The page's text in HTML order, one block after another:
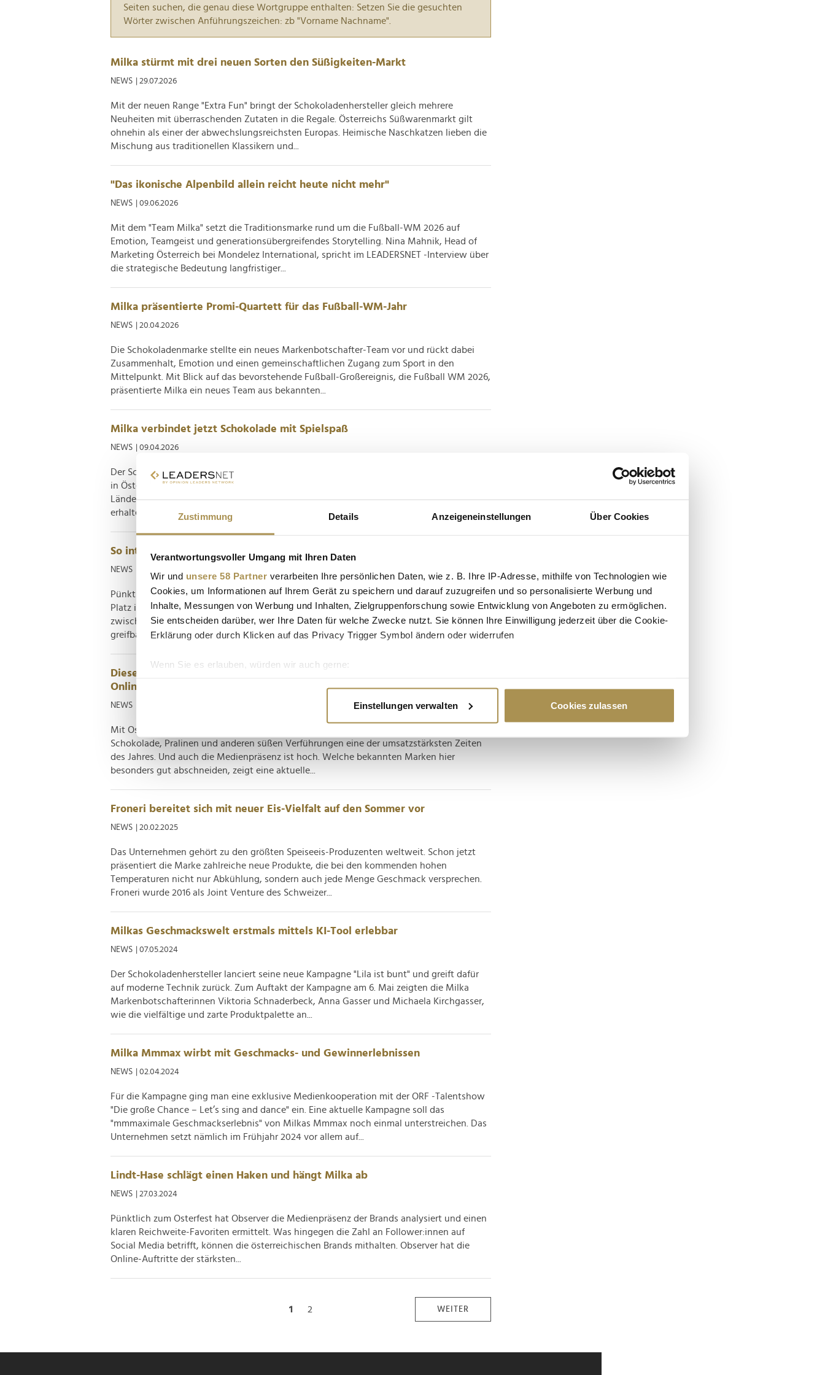
Zustimmung Details Anzeigeneinstellungen Über Cookies
Verantwortungsvoller Umgang mit Ihren Daten
Wir und unsere 58 Partner verarbeiten Ihre persönlichen Daten, wie z. B. Ihre IP-Adresse, mithilfe von Technologien wie
Cookies, um Informationen auf Ihrem Gerät zu speichern und darauf zuzugreifen und so personalisierte Werbung und
Inhalte, Messungen von Werbung und Inhalten, Zielgruppenforschung sowie Entwicklung von Angeboten zu ermöglichen.
Sie entscheiden darüber, wer Ihre Daten für welche Zwecke nutzt. Sie können Ihre Einwilligung jederzeit über die Cookie-
Erklärung oder durch Klicken auf das Privacy Trigger Symbol ändern oder widerrufen
Wenn Sie es erlauben, würden wir auch gerne:
Erfahren Sie mehr darüber, wie Ihre persönlichen Daten verarbeitet werden, und legen Sie Ihre Präferenzen im
Wir verwenden Cookies, um Inhalte und Anzeigen zu personalisieren, Funktionen für soziale Medien anbieten zu können
und die Zugriffe auf unsere Website zu analysieren. Außerdem geben wir Informationen zu Ihrer Verwendung unserer
Website an unsere Partner für soziale Medien, Werbung und Analysen weiter. Unsere Partner führen diese Informationen
möglicherweise mit weiteren Daten zusammen, die Sie ihnen bereitgestellt haben oder die sie im Rahmen Ihrer Nutzung
Einstellungen verwalten Cookies zulassen
Seiten suchen, die genau diese Wortgruppe enthalten: Setzen Sie die gesuchten
Wörter zwischen Anführungszeichen: zb "Vorname Nachname".
Milka stürmt mit drei neuen Sorten den Süßigkeiten-Markt
NEWS | 29.07.2026
Mit der neuen Range "Extra Fun" bringt der Schokoladenhersteller gleich mehrere
Neuheiten mit überraschenden Zutaten in die Regale. Österreichs Süßwarenmarkt gilt
ohnehin als einer der abwechslungsreichsten Europas. Heimische Naschkatzen lieben die
Mischung aus traditionellen Klassikern und...
"Das ikonische Alpenbild allein reicht heute nicht mehr"
NEWS | 09.06.2026
Mit dem "Team Milka" setzt die Traditionsmarke rund um die Fußball-WM 2026 auf
Emotion, Teamgeist und generationsübergreifendes Storytelling. Nina Mahnik, Head of
Marketing Österreich bei Mondelez International, spricht im LEADERSNET -Interview über
die strategische Bedeutung langfristiger...
Milka präsentierte Promi-Quartett für das Fußball-WM-Jahr
NEWS | 20.04.2026
Die Schokoladenmarke stellte ein neues Markenbotschafter-Team vor und rückt dabei
Zusammenhalt, Emotion und einen gemeinschaftlichen Zugang zum Sport in den
Mittelpunkt. Mit Blick auf das bevorstehende Fußball-Großereignis, die Fußball WM 2026,
präsentierte Milka ein neues Team aus bekannten...
Milka verbindet jetzt Schokolade mit Spielspaß
NEWS | 09.04.2026
Der Schokoladenriese und Monopoly führen derzeit eine gemeinsame Markenkampagne
in Österreich durch. Die Aktion ist Teil einer internationalen Kooperation in über 38
Ländern und ermöglicht Kund:innen, beim Einkauf exklusive Sammelkarten und Preise zu
erhalten. Die Geschichte von Milka begann im Jahr...
So intensiv buhlen Lindt, Milka & Co. um unsere Aufmerksamkeit
NEWS
Pünktlich zum Osterwochenende wetteifern die großen Süßwarenhersteller um einen
Platz in unseren Nestern. Eine aktuelle Analyse zeigt jetzt, wer im digitalen Duell
zwischen Goldhasen und lila Tradition die Nase vorn hat. Das Ende der Fastenzeit rückt in
greifbare Nähe und die Vorfreude auf das...
Diese Schokomarken sichern sich rund um Ostern die stärkste
Onlinepräsenz
NEWS
Mit Ostern vor der Tür verzeichnen die heimischen und internationalen Hersteller von
Schokolade, Pralinen und anderen süßen Verführungen eine der umsatzstärksten Zeiten
des Jahres. Und auch die Medienpräsenz ist hoch. Welche bekannten Marken hier
besonders gut abschneiden, zeigt eine aktuelle...
Froneri bereitet sich mit neuer Eis-Vielfalt auf den Sommer vor
NEWS | 20.02.2025
Das Unternehmen gehört zu den größten Speiseeis-Produzenten weltweit. Schon jetzt
präsentiert die Marke zahlreiche neue Produkte, die bei den kommenden hohen
Temperaturen nicht nur Abkühlung, sondern auch jede Menge Geschmack versprechen.
Froneri wurde 2016 als Joint Venture des Schweizer...
Milkas Geschmackswelt erstmals mittels KI-Tool erlebbar
NEWS | 07.05.2024
Der Schokoladenhersteller lanciert seine neue Kampagne "Lila ist bunt" und greift dafür
auf moderne Technik zurück. Zum Auftakt der Kampagne am 6. Mai zeigten die Milka
Markenbotschafterinnen Viktoria Schnaderbeck, Anna Gasser und Michaela Kirchgasser,
wie die vielfältige und zarte Produktpalette an...
Milka Mmmax wirbt mit Geschmacks- und Gewinnerlebnissen
NEWS | 02.04.2024
Für die Kampagne ging man eine exklusive Medienkooperation mit der ORF -Talentshow
"Die große Chance – Let’s sing and dance" ein. Eine aktuelle Kampagne soll das
"mmmaximale Geschmackserlebnis" von Milkas Mmmax noch einmal unterstreichen. Das
Unternehmen setzt nämlich im Frühjahr 2024 vor allem auf...
Lindt-Hase schlägt einen Haken und hängt Milka ab
NEWS | 27.03.2024
Pünktlich zum Osterfest hat Observer die Medienpräsenz der Brands analysiert und einen
klaren Reichweite-Favoriten ermittelt. Was hingegen die Zahl an Follower:innen auf
Social Media betrifft, können die österreichischen Brands mithalten. Observer hat die
Online-Auftritte der stärksten...
1 2 WEITER